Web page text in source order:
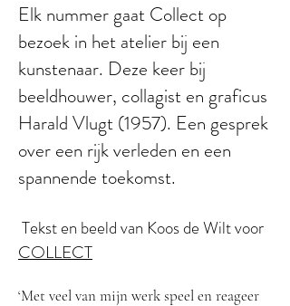
Elk nummer gaat Collect op
bezoek in het atelier bij een
kunstenaar. Deze keer bij
beeldhouwer, collagist en graficus
Harald Vlugt (1957). Een gesprek
over een rijk verleden en een
spannende toekomst.
Tekst en beeld van Koos de Wilt voor
COLLECT
‘Met veel van mijn werk speel en reageer